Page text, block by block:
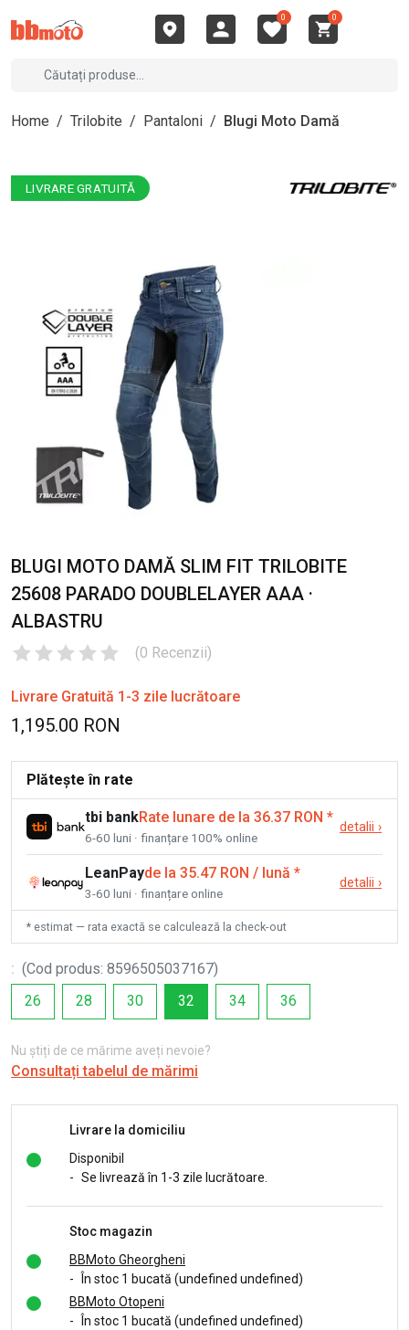
0 0
Home / Trilobite / Pantaloni / Blugi Moto Damă
LIVRARE GRATUITĂ
BLUGI MOTO DAMĂ SLIM FIT TRILOBITE
25608 PARADO DOUBLELAYER AAA ·
ALBASTRU
(0 Recenzii)
Livrare Gratuită 1-3 zile lucrătoare
1,195.00 RON
Plătește în rate
tbi bankRate lunare de la 36.37 RON *
6-60 luni · finanțare 100% online
detalii ›
LeanPayde la 35.47 RON / lună *
3-60 luni · finanțare online
detalii ›
* estimat — rata exactă se calculează la check-out
: (Cod produs: 8596505037167)
26
28 30 32 34 36
Nu știți de ce mărime aveți nevoie?
Consultați tabelul de mărimi
Livrare la domiciliu
Disponibil
- Se livrează în 1-3 zile lucrătoare.
Stoc magazin
BBMoto Gheorgheni
-
În stoc 1 bucată (undefined undefined)
BBMoto Otopeni
-
În stoc 1 bucată (undefined undefined)